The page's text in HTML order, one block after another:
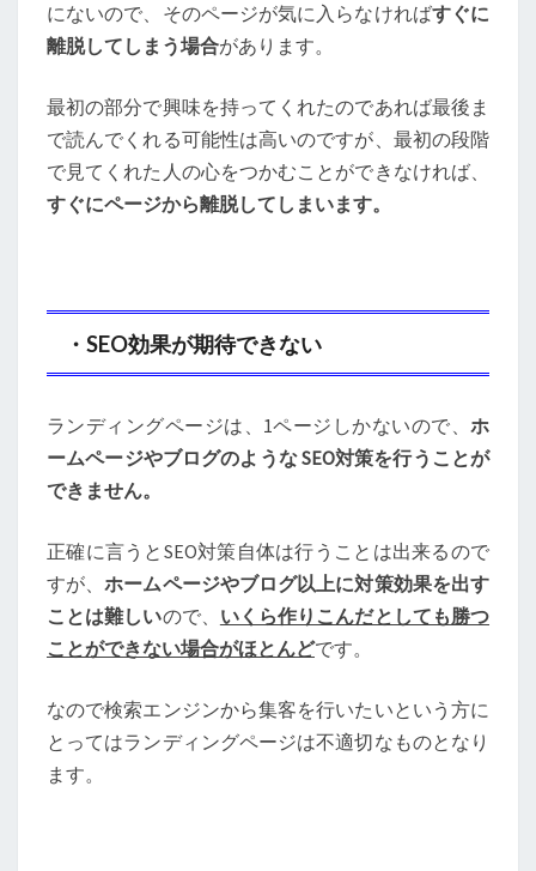
にないので、そのページが気に入らなければすぐに
離脱してしまう場合があります。
最初の部分で興味を持ってくれたのであれば最後ま
で読んでくれる可能性は高いのですが、最初の段階
で見てくれた人の心をつかむことができなければ、
すぐにページから離脱してしまいます。
・SEO効果が期待できない
ランディングページは、1ページしかないので、 ホ
ームページやブログのような SEO対策を行うことが
できません。
正確に言うと SEO対策自体は行うことは出来るので
すが、ホームページやブログ以上に対策効果を出す
ことは難しいので、 いくら作りこんだとしても勝つ
ことができない場合がほとんどです。
なので検索エンジンから集客を行いたいという方に
とってはランディングページは不適切なものとなり
ます。